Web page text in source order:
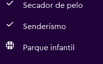
Secador de pelo
Senderismo
Parque infantil